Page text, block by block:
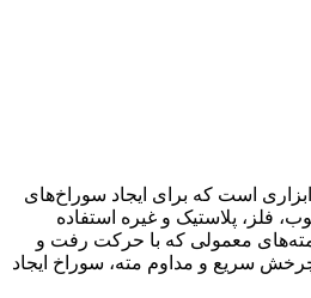
است که برای ایجاد سوراخ‌های
فلز، پلاستیک و غیره استفاده
معمولی که با حرکت رفت و
سریع و مداوم مته، سوراخ ایجاد